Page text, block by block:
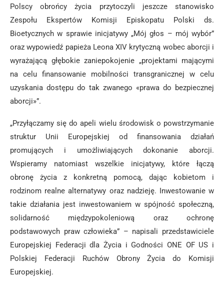
Polscy obrońcy życia przytoczyli jeszcze stanowisko
Zespołu Ekspertów Komisji Episkopatu Polski ds.
Bioetycznych w sprawie inicjatywy „Mój głos – mój wybór”
oraz wypowiedź papieża Leona XIV krytyczną wobec aborcji i
wyrażającą głębokie zaniepokojenie „projektami mającymi
na celu finansowanie mobilności transgranicznej w celu
uzyskania dostępu do tak zwanego «prawa do bezpiecznej
aborcji»”.
„Przyłączamy się do apeli wielu środowisk o powstrzymanie
struktur Unii Europejskiej od finansowania działań
promujących i umożliwiających dokonanie aborcji.
Wspieramy natomiast wszelkie inicjatywy, które łączą
obronę życia z konkretną pomocą, dając kobietom i
rodzinom realne alternatywy oraz nadzieję. Inwestowanie w
takie działania jest inwestowaniem w spójność społeczną,
solidarność międzypokoleniową oraz ochronę
podstawowych praw człowieka” – napisali przedstawiciele
Europejskiej Federacji dla Życia i Godności ONE OF US i
Polskiej Federacji Ruchów Obrony Życia do Komisji
Europejskiej.